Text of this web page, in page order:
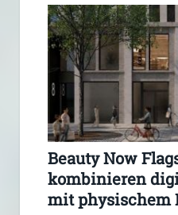
Beauty Now
kombinieren
mit physischem